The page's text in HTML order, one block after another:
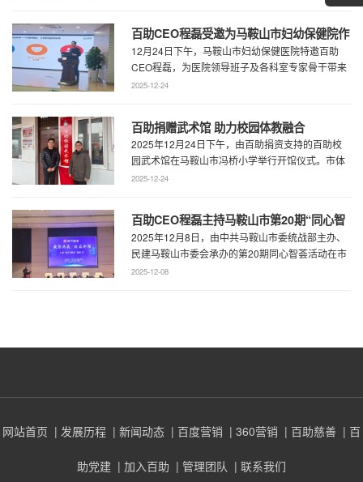
百助CEO程磊受邀为马鞍山市妇幼保健院作
专题演讲 共绘“超越医疗”发展新蓝图
12月24日下午，马鞍山市妇幼保健医院特邀百助
CEO程磊，为医院领导班子及各科室专家骨干带来
了一场题为《预见趋势，定义未来——为 ...
2025-12-24
百助捐赠武术馆 助力校园体教融合
2025年12月24日下午，由百助捐资支持的百助校
园武术馆在马鞍山市冯桥小学举行开馆仪式。市体
育局王鹏处长、花山区教育局华俊局长、 ...
2025-12-24
百助CEO程磊主持马鞍山市第20期“同心智
荟” 共谋数字马鞍山超级门户建设新蓝图
2025年12月8日，由中共马鞍山市委统战部主办、
民建马鞍山市委会承办的第20期同心智荟活动在市
会议中心隆重举行。本期活动聚焦数智共 ...
2025-12-08
网站首页 | 发展历程 | 新闻动态 | 百度营销 | 360营销 | 百助慈善 | 百
助党建 | 加入百助 | 管理团队 | 联系我们